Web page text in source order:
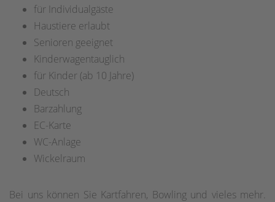
für Individualgäste
Haustiere erlaubt
Senioren geeignet
Kinderwagentauglich
für Kinder (ab 10 Jahre)
Deutsch
Barzahlung
EC-Karte
WC-Anlage
Wickelraum
Bei uns können Sie Kartfahren, Bowling und vieles mehr.